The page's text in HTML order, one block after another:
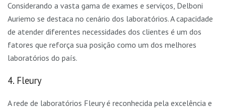
Considerando a vasta gama de exames e serviços, Delboni
Auriemo se destaca no cenário dos laboratórios. A capacidade
de atender diferentes necessidades dos clientes é um dos
fatores que reforça sua posição como um dos melhores
laboratórios do país.
4. Fleury
A rede de laboratórios Fleury é reconhecida pela excelência e